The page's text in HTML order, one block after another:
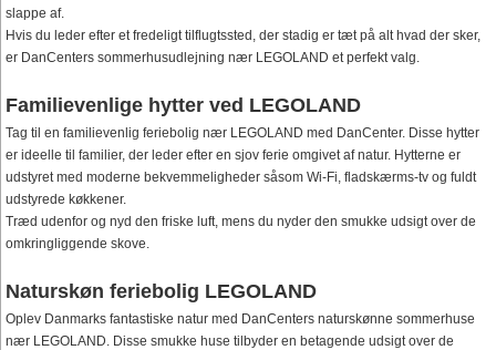
slappe af.
Hvis du leder efter et fredeligt tilflugtssted, der stadig er tæt på alt hvad der sker,
er DanCenters sommerhusudlejning nær LEGOLAND et perfekt valg.
Familievenlige hytter ved LEGOLAND
Tag til en familievenlig feriebolig nær LEGOLAND med DanCenter. Disse hytter
er ideelle til familier, der leder efter en sjov ferie omgivet af natur. Hytterne er
udstyret med moderne bekvemmeligheder såsom Wi-Fi, fladskærms-tv og fuldt
udstyrede køkkener.
Træd udenfor og nyd den friske luft, mens du nyder den smukke udsigt over de
omkringliggende skove.
Naturskøn feriebolig LEGOLAND
Oplev Danmarks fantastiske natur med DanCenters naturskønne sommerhuse
nær LEGOLAND. Disse smukke huse tilbyder en betagende udsigt over de